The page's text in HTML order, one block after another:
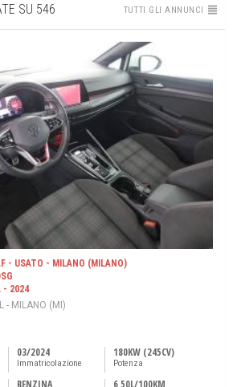
SU 546 TUTTI GLI ANNUNCI
- USATO - MILANO (MILANO)
- 2024
- MILANO (MI)
03/2024
Immatricolazione
180KW (245CV)
Potenza
BENZINA 6,50L/100KM